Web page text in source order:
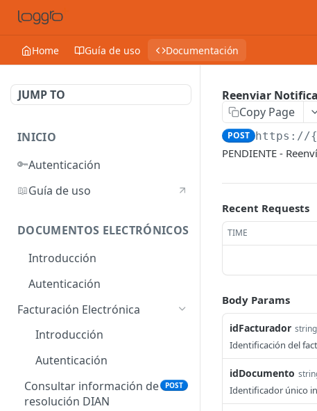
Home Guía de uso Documentación
JUMP TO
INICIO
🔑Autenticación
📖Guía de uso
DOCUMENTOS ELECTRÓNICOS
Introducción
Autenticación
Facturación Electrónica
Introducción
Autenticación
Consultar información de
resolución DIAN
POST
Reenviar
Copy Page
POST https://
PENDIENTE -
Recent Requests
TIME
Body Params
idFacturador string
Identificación del
idDocumento
Identificador único